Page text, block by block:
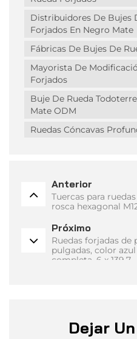
Distribuidores De Bujes
Forjados En Negro Mate
Fábricas De Bujes De
Mayorista De
Forjados
Buje De Rueda
Mate ODM
Ruedas Cóncavas
Anterior
Tuercas para
rosca hexagonal
Próximo
Ruedas forjadas
pulgadas, color
completa, 6 x 139,7
Dejar